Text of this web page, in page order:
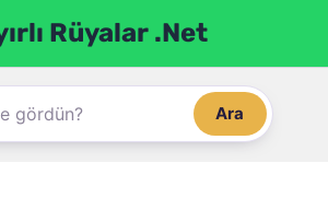
Rüyalar .Net
Ara